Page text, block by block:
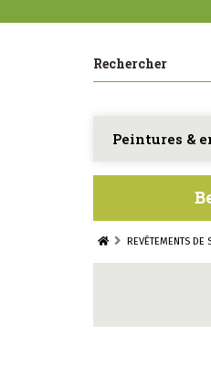
Peintures &
REVÊTEMENTS